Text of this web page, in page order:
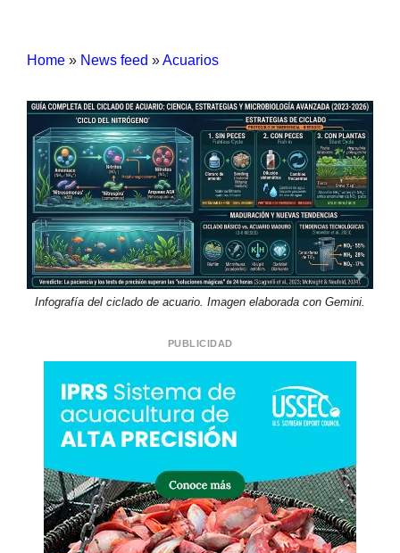
Home » News feed »Acuarios
Infografía del ciclado de acuario. Imagen elaborada con Gemini.
PUBLICIDAD